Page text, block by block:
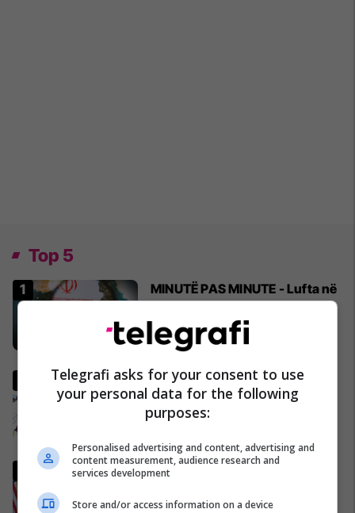
Top 5
MINUTË PAS MINUTE - Lufta në
Iran dhe zhvillimet në Lindjen e
Mesme
02/04/2026
Pse Fidel Castro gjithmonë
mbante dy orë të markës
Rolex? (Foto)
Ish-zyrtari amerikan, Kent:
NATO dhe do ta mbështet
Telegrafi asks for your consent to use
your personal data for the following
purposes:
Personalised advertising and content, advertising and
content measurement, audience research and
services development
Store and/or access information on a device